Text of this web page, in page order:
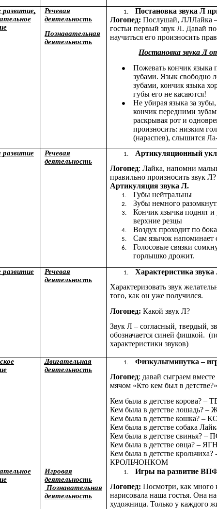
развитие,
Речевая
деятельность
Познавательная
деятельность
Постановка звука Л
Логопед: Послушай, ЛЛЛайка
гостьи первый звук Л. Давай
научиться его произносить
Постановка звука Л
Пожевать кончик языка
зубами. Язык свободно
зубами, кончик языка
губы его не касаются!
Не убирая языка за
кончик передними
раскрывая рот и
произносить: низким
(нараспев), слышится
развитие
Речевая
деятельность
Артикуляционный
Логопед: Лайка, напомни
правильно произносить звук Л?
Артикуляция звука Л.
Губы нейтральны
Зубы немного
Кончик язычка поднят и
верхние резцы
Воздух проходит по
Сам язычок напоминает
Голосовые связки
горлышко дрожит.
развитие
Речевая
деятельность
Характеристика
Характеризовать звук
того, как он уже получился.
Логопед: Какой звук Л?
Звук Л – согласный, твердый,
обозначается синей фишкой.
характеристики звуков)
Двигательная
деятельность
Физкультминутка –
Логопед: давай сыграем
мячом «Кто кем был в
Кем была в детстве корова?
Кем была в детстве лошадь?
Кем была в детстве кошка?
Кем была в детстве собака
Кем была в детстве свинья?
Кем была в детстве овца? –
Кем была в детстве крольчиха?
КРОЛЬЧОНКОМ
Игровая
деятельность
Познавательная
деятельность
Игры на развитие
Логопед: Посмотри, как много
нарисовала наша гостья. Она
художница. Только у каждого